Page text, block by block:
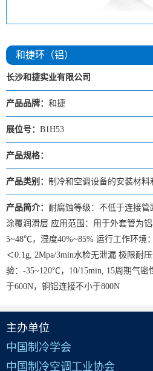
和捷环（铝）
长沙和捷实业有限公司
产品品牌： 和捷
展位号： B1H53
产品规格：
产品类别： 制冷和空调设备的安装材
产品简介： 耐腐蚀等级：不低于连接
涂覆润滑层 应用范围：用于外套管为
5~48℃，湿度40%~85% 运行工作环境
＜0.1g, 2Mpa/3min水检无泄漏 极限耐
验：-35~120℃，10/15min, 15周期气
于600N，铜铝连接不小于800N
主办单位
中国制冷学会
中国制冷空调工业协会